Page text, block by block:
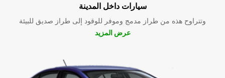
سيارات داخل المدينة
وتتراوح هذه من طراز مدمج وموفر للوقود إلى طراز صديق للبيئة
عرض المزيد